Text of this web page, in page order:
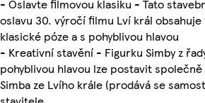
- Oslavte filmovou klasiku - Tato
oslavu 30. výročí filmu Lví král obsahuje
klasické póze a s pohyblivou hlavou
- Kreativní stavění - Figurku Simby z
pohyblivou hlavou lze postavit
Simba ze Lvího krále (prodává se